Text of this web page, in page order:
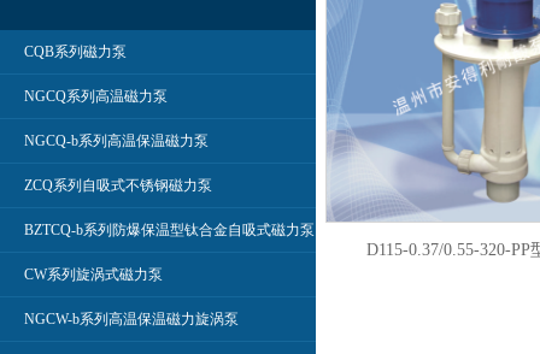
CQB系列磁力泵
NGCQ系列高温磁力泵
NGCQ-b系列高温保温磁力泵
ZCQ系列自吸式不锈钢磁力泵
BZTCQ-b系列防爆保温型钛合金自吸式磁力泵
CW系列旋涡式磁力泵
NGCW-b系列高温保温磁力旋涡泵
D115-0.37/0.55-320-PP